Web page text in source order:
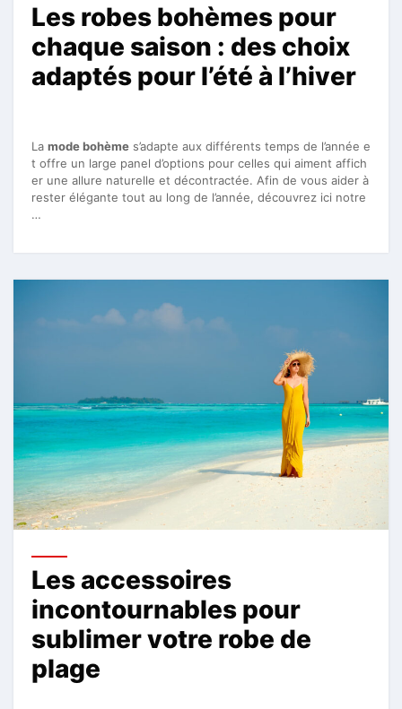
Les robes bohèmes pour
chaque saison : des choix
adaptés pour l’été à l’hiver
La mode bohème s’adapte aux différents temps de l’année e
t offre un large panel d’options pour celles qui aiment affich
er une allure naturelle et décontractée. Afin de vous aider à
rester élégante tout au long de l’année, découvrez ici notre
…
Les accessoires
incontournables pour
sublimer votre robe de
plage